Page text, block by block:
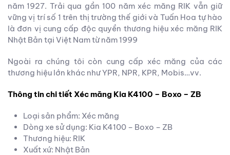
năm 1927. Trải qua gần 100 năm xéc măng RIK vẫn giữ
vững vị trí số 1 trên thị trường thế giới và Tuấn Hoa tự hào
là đơn vị cung cấp độc quyền thương hiệu xéc măng RIK
Nhật Bản tại Việt Nam từ năm 1999
Ngoài ra chúng tôi còn cung cấp xéc măng của các
thương hiệu lớn khác như YPR, NPR, KPR, Mobis…vv.
Thông tin chi tiết Xéc măng Kia K4100 – Boxo – ZB
Loại sản phẩm: Xéc măng
Dòng xe sử dụng: Kia K4100 – Boxo – ZB
Thương hiệu: RIK
Xuất xứ: Nhật Bản